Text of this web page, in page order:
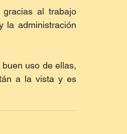
al trabajo
la administración
uso de ellas,
a la vista y es